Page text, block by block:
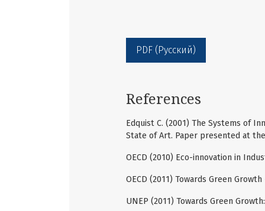
PDF (Русский)
References
Edquist C. (2001) The Systems of
State of Art. Paper presented at the
OECD (2010) Eco-innovation in
OECD (2011) Towards Green
UNEP (2011) Towards Green